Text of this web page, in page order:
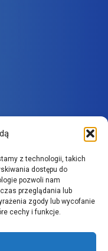
z technologii, takich
dostępu do
pozwoli nam
przeglądania lub
zgody lub wycofanie
cechy i funkcje.
producentów w
wymagania naszych